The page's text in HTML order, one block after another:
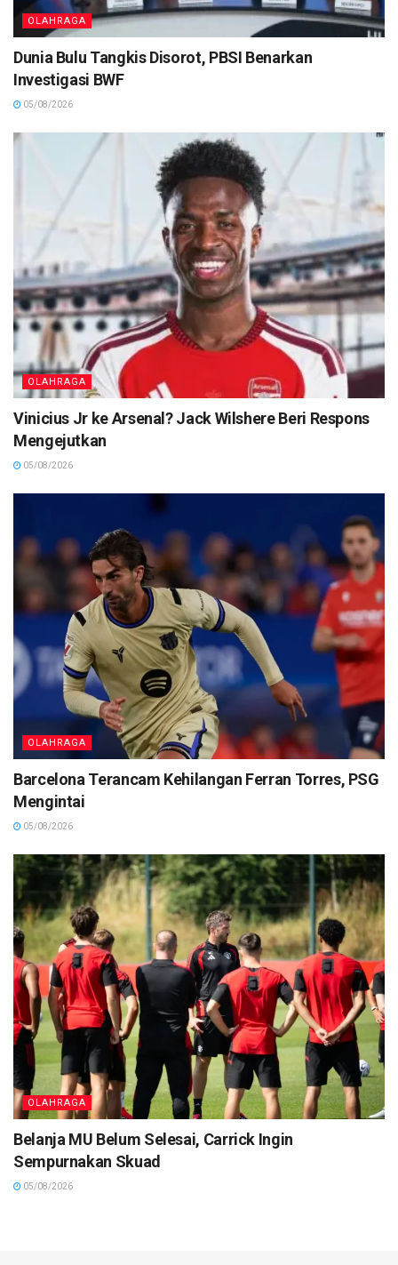
OLAHRAGA
Dunia Bulu Tangkis Disorot, PBSI Benarkan
Investigasi BWF
05/08/2026
OLAHRAGA
Vinicius Jr ke Arsenal? Jack Wilshere Beri Respons
Mengejutkan
05/08/2026
OLAHRAGA
Barcelona Terancam Kehilangan Ferran Torres, PSG
Mengintai
05/08/2026
OLAHRAGA
Belanja MU Belum Selesai, Carrick Ingin
Sempurnakan Skuad
05/08/2026